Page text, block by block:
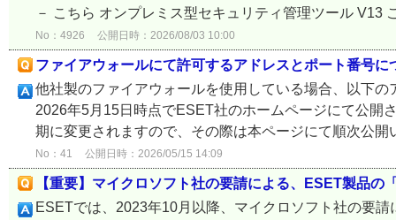
－ こちら オンプレミス型セキュリティ管理ツール V13
No：4926 公開日時：2026/08/03 10:00
ファイアウォールにて許可するアドレスとポート番号に
他社製のファイアウォールを使用している場合、以下
2026年5月15日時点でESET社のホームページにて公開
期に変更されますので、その際は本ページにて順次公開
No：41 公開日時：2026/05/15 14:09
【重要】マイクロソフト社の要請による、ESET製品
ESETでは、2023年10月以降、マイクロソフト社の要